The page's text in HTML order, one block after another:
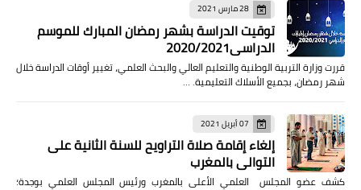
28 مارس 2021
توقيت الدراسة بشهر رمضان المبارك للموسم
الدراسي2020/2021
قررت وزارة التربية الوطنية والتعليم العالي والبحث العلمي، تغيير أوقات الدراسة خلال
شهر رمضان، بجميع الأسلاك التعليمية. …
07 أبريل 2021
إلغاء إقامة صلاة التراويح للسنة الثانية على
التوالي بالمغرب
كشف عضو المجلس العلمي الأعلى بالمغرب ورئيس المجلس العلمي بوجدة؛